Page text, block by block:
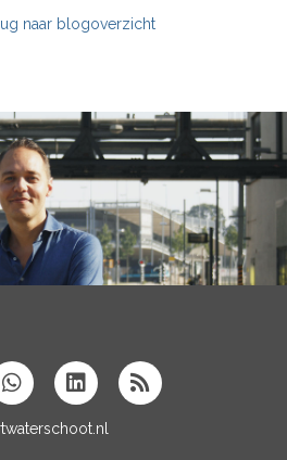
naar blogoverzicht